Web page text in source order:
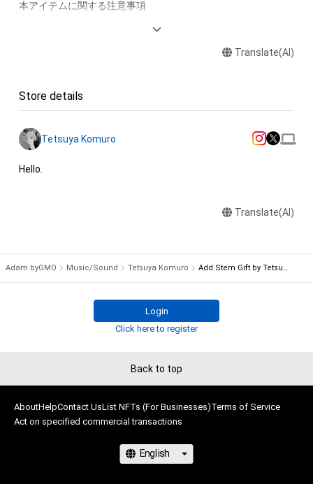
器、木管楽器、ハープ、パーカッションで構成された本場ハリウ
ッドの豪華ミュージシャンの演奏による、約4分のTKオーケス
GMOインターネットグループソング「Internet for Everyone」
本アイテムに関する注意事項
・本アイテムの知的財産権（著作権、特許権、実用新案権、商標
しても、本アイテムの知的財産権を有することを意味しませ
・本アイテムの作成者からの事前の同意なしに、上記の「本アイ
テムの保有者が有する権利」の範囲を超えた行為、知的財産権を
侵害するおそれのある行為 (改変、公開、配布を含みますが、こ
保有者、その他第三者が損害を被った場合、その損害がいかなる
します。
■権利者に申請の上、著作権許容範囲での映像創作物への音源利
用、音源二次創作が可能です。
像著作物の改変は禁止されております。
利用は不可)
・公序良俗、法律に反する不適切な内容に関しては禁止いたしま
・個人主体での非商用利用に限り、YouTubeやTikTokなどデジ
Translate(AI)
Store details
Tetsuya Komuro
Hello.
Translate(AI)
Adam byGMO Music/Sound Tetsuya Komuro Add Stem Gift by Tetsuya Komuro ［for Stem1：Piano］
Login
Click here to register
Back to top
AboutHelpContact UsList NFTs (For Businesses)Terms of Service
Act on specified commercial transactions